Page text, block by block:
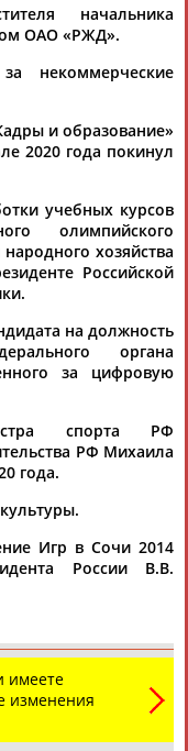
inform@infosport.ru
начальника
ОАО «РЖД».
некоммерческие
и образование»
2020 года покинул
учебных курсов
олимпийского
хозяйства
Российской
на должность
органа
за цифровую
спорта РФ
РФ Михаила
года.
Игр в Сочи 2014
России В.В.
имеете
изменения